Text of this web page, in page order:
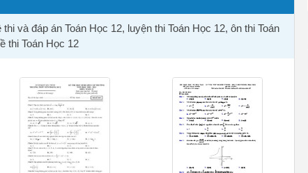
và đáp án Toán Học 12, luyện thi Toán Học 12, ôn thi Toán
thi Toán Học 12